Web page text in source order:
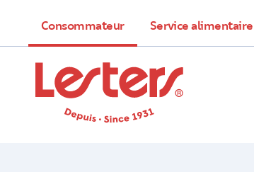
Consommateur Service alimentaire